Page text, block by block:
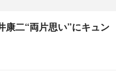
康二“両片思い”にキュン